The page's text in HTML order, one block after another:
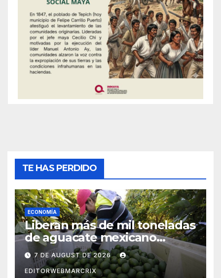
TE HAS PERDIDO
ECONOMÍA
Liberan más de mil toneladas
de aguacate mexicano
rumbo a Estados Unidos
7 DE AUGUST DE 2026
EDITORWEBMARCRIX